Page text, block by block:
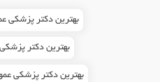
بهترین دکتر پزشکی
بهترین دکتر
بهترین دکتر پزشکی عمومی